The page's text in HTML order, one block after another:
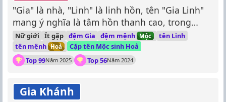
"Gia" là nhà, "Linh" là linh hồn, tên "Gia Linh"
mang ý nghĩa là tâm hồn thanh cao, trong
sáng như linh hồn của một gia đình.
Nữ giới Ít gặp đệm Gia đệm mệnh Mộc
tên Linh
tên mệnh Hoả
Cặp tên Mộc sinh Hoả
Top 99Năm 2025 Top 56Năm 2024
Gia Khánh